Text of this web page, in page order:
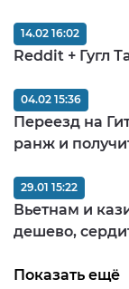
Reddit + Гугл
14.02 16:02
Переезд на
ранж и
04.02 15:36
Вьетнам и
дешево,
29.01 15:22
Показать ещё